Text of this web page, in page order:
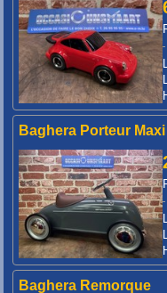
Baghera Porteur
Baghera Remorque